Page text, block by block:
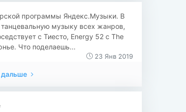
программы Яндекс.Музыки. В
музыку всех жанров,
с Тиесто, Energy 52 с The
Что поделаешь...
23 Янв 2019
дальше